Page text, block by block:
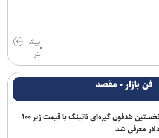
بیش
تر
فن بازار - مقصد
نخستین هدفون گیره‌ای ناتینگ با قیمت زیر ۱۰۰
دلار معرفی شد